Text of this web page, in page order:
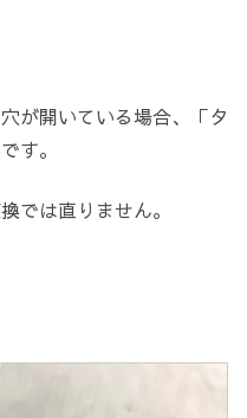
が開いている場合、「タ
す。
では直りません。